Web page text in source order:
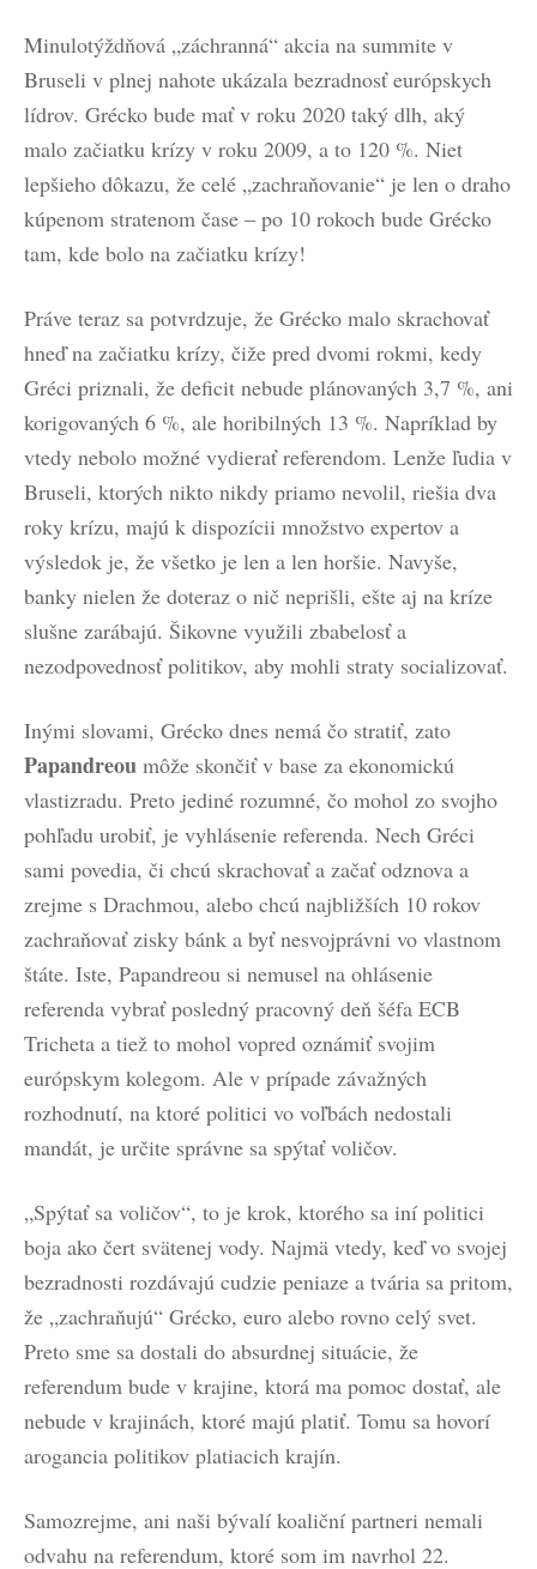
Minulotýždňová „záchranná“ akcia na summite v
Bruseli v plnej nahote ukázala bezradnosť európskych
lídrov. Grécko bude mať v roku 2020 taký dlh, aký
malo začiatku krízy v roku 2009, a to 120 %. Niet
lepšieho dôkazu, že celé „zachraňovanie“ je len o draho
kúpenom stratenom čase – po 10 rokoch bude Grécko
tam, kde bolo na začiatku krízy!
Práve teraz sa potvrdzuje, že Grécko malo skrachovať
hneď na začiatku krízy, čiže pred dvomi rokmi, kedy
Gréci priznali, že deficit nebude plánovaných 3,7 %, ani
korigovaných 6 %, ale horibilných 13 %. Napríklad by
vtedy nebolo možné vydierať referendom. Lenže ľudia v
Bruseli, ktorých nikto nikdy priamo nevolil, riešia dva
roky krízu, majú k dispozícii množstvo expertov a
výsledok je, že všetko je len a len horšie. Navyše,
banky nielen že doteraz o nič neprišli, ešte aj na kríze
slušne zarábajú. Šikovne využili zbabelosť a
nezodpovednosť politikov, aby mohli straty socializovať.
Inými slovami, Grécko dnes nemá čo stratiť, zato
Papandreou môže skončiť v base za ekonomickú
vlastizradu. Preto jediné rozumné, čo mohol zo svojho
pohľadu urobiť, je vyhlásenie referenda. Nech Gréci
sami povedia, či chcú skrachovať a začať odznova a
zrejme s Drachmou, alebo chcú najbližších 10 rokov
zachraňovať zisky bánk a byť nesvojprávni vo vlastnom
štáte. Iste, Papandreou si nemusel na ohlásenie
referenda vybrať posledný pracovný deň šéfa ECB
Tricheta a tiež to mohol vopred oznámiť svojim
európskym kolegom. Ale v prípade závažných
rozhodnutí, na ktoré politici vo voľbách nedostali
mandát, je určite správne sa spýtať voličov.
„Spýtať sa voličov“, to je krok, ktorého sa iní politici
boja ako čert svätenej vody. Najmä vtedy, keď vo svojej
bezradnosti rozdávajú cudzie peniaze a tvária sa pritom,
že „zachraňujú“ Grécko, euro alebo rovno celý svet.
Preto sme sa dostali do absurdnej situácie, že
referendum bude v krajine, ktorá ma pomoc dostať, ale
nebude v krajinách, ktoré majú platiť. Tomu sa hovorí
arogancia politikov platiacich krajín.
Samozrejme, ani naši bývalí koaliční partneri nemali
odvahu na referendum, ktoré som im navrhol 22.